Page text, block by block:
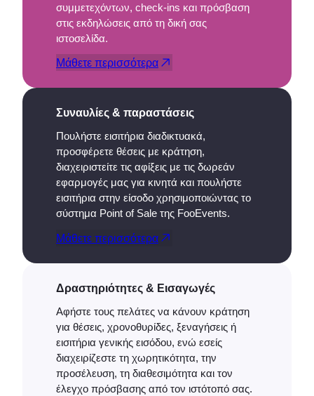
συμμετεχόντων, check-ins και πρόσβαση
στις εκδηλώσεις από τη δική σας
ιστοσελίδα.
Μάθετε περισσότερα
Συναυλίες & παραστάσεις
Πουλήστε εισιτήρια διαδικτυακά,
προσφέρετε θέσεις με κράτηση,
διαχειριστείτε τις αφίξεις με τις δωρεάν
εφαρμογές μας για κινητά και πουλήστε
εισιτήρια στην είσοδο χρησιμοποιώντας το
σύστημα Point of Sale της FooEvents.
Μάθετε περισσότερα
Δραστηριότητες & Εισαγωγές
Αφήστε τους πελάτες να κάνουν κράτηση
για θέσεις, χρονοθυρίδες, ξεναγήσεις ή
εισιτήρια γενικής εισόδου, ενώ εσείς
διαχειρίζεστε τη χωρητικότητα, την
προσέλευση, τη διαθεσιμότητα και τον
έλεγχο πρόσβασης από τον ιστότοπό σας.